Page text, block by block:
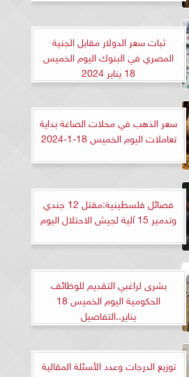
ثبات سعر الدولار مقابل الجنية
المصري في البنوك اليوم الخميس
18 يناير 2024
سعر الذهب في محلات الصاغة بداية
تعاملات اليوم الخميس 18-1-2024
فصائل فلسطينية:مقتل 12 جندي
وتدمير 15 آلية لجيش الاحتلال اليوم
بشرى لراغبي التقديم للوظائف
الحكومية اليوم الخميس 18
يناير..التفاصيل
توزيع الدرجات وعدد الأسئلة المقالية